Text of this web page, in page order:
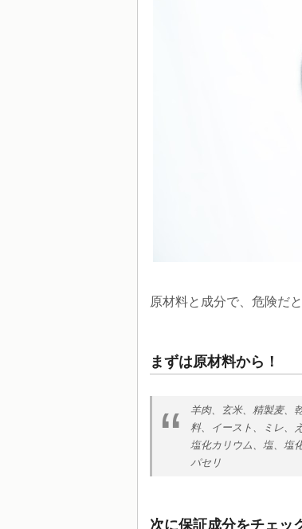
原材料と成分で、危険だ
まずは原材料から！
羊肉、玄米、精製麦、
料、イースト、ミレ、
塩化カリウム、塩、塩
パセリ
次に保証成分をチェッ